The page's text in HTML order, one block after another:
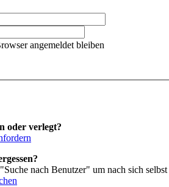
angemeldet bleiben
oder verlegt?
nach Benutzer" um nach sich selbst